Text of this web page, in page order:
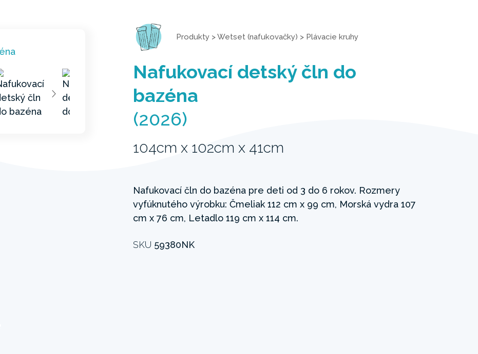
Produkty >Wetset (nafukovačky) > Plávacie kruhy
Nafukovací detský čln do
bazéna
(2026)
104cm x 102cm x 41cm
Nafukovací čln do bazéna pre deti od 3 do 6 rokov. Rozmery
vyfúknutého výrobku: Čmeliak 112 cm x 99 cm, Morská vydra 107
cm x 76 cm, Letadlo 119 cm x 114 cm.
SKU 59380NK